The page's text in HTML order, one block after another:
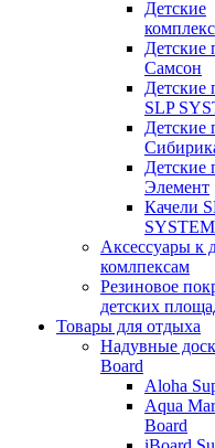
Детские
Детские
Самсон
Детские
SLP
Детские
Детские
Элемент
Качели
Аксессуары к
комлпексам
Резиновое
детских
Товары для отдыха
Надувные
Board
Aloha
Aqua
Board